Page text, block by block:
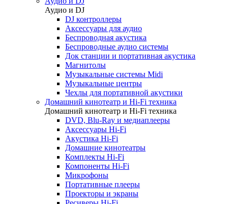
Аудио и DJ
DJ контроллеры
Аксессуары для аудио
Беспроводная акустика
Беспроводные аудио системы
Док станции и портативная акустика
Магнитолы
Музыкальные системы Midi
Музыкальные центры
Чехлы для портативной акустики
Домашний кинотеатр и Hi-Fi техника
Домашний кинотеатр и Hi-Fi техника
DVD, Blu-Ray и медиаплееры
Аксессуары Hi-Fi
Акустика Hi-Fi
Домашние кинотеатры
Комплекты Hi-Fi
Компоненты Hi-Fi
Микрофоны
Портативные плееры
Проекторы и экраны